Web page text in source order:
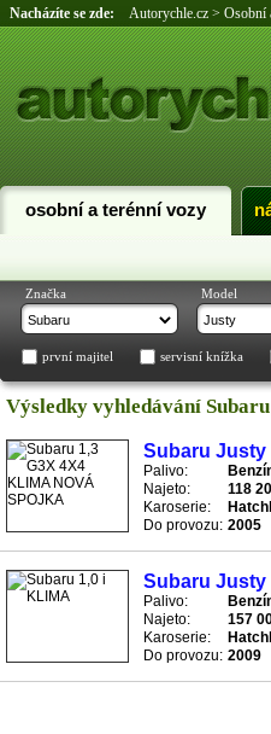
Nacházíte se zde: Autorychle.cz > Osobní
osobní a terénní vozy
Značka Model
první majitel servisní knížka
Výsledky vyhledávání
Subaru Justy
Palivo:
Najeto:
118
Karoserie:
Do provozu: 2005
Subaru Justy
Palivo:
Najeto:
157
Karoserie:
Do provozu: 2009